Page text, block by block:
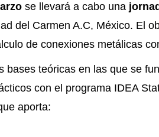
se llevará a cabo una
del Carmen A.C, México. El
de conexiones metálicas
bases teóricas en las que se
con el programa IDEA
aporta: